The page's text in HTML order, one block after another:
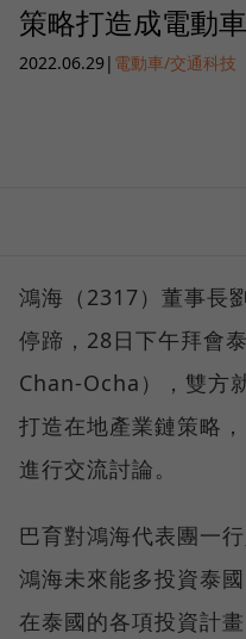
策略打造成電動
2022.06.29| 電動車/交通科技
鴻海（2317）董事長
停蹄，28日下午拜會
Chan-Ocha），雙方
打造在地產業鏈策略
進行交流討論。
巴育對鴻海代表團一
鴻海未來能多投資泰
在泰國的各項投資計